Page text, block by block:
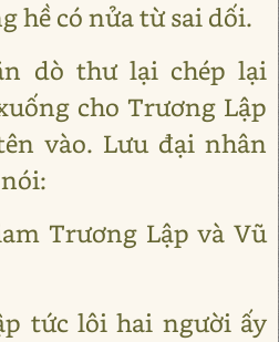
hề có nửa từ sai dối.
dò thư lại chép lại
cho Trương Lập
vào. Lưu đại nhân
Trương Lập và Vũ
tức lôi hai người ấy